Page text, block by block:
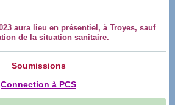
aura lieu en présentiel, à Troyes, sauf
de la situation sanitaire.
Soumissions
Connection à PCS